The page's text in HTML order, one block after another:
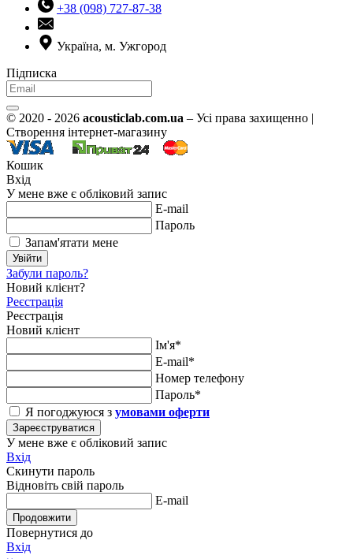
+38 (098) 727-87-38
Україна, м. Ужгород
Підписка
© 2020 - 2026 acousticlab.com.ua – Усі права захищенно |
Створення інтернет-магазину
Кошик
Вхід
У мене вже є обліковий запис
E-mail
Пароль
Запам'ятати мене
Увійти
Забули пароль?
Новий клієнт?
Реєстрація
Реєстрація
Новий клієнт
Ім'я*
E-mail*
Номер телефону
Пароль*
Я погоджуюся з умовами оферти
Зареєструватися
У мене вже є обліковий запис
Вхід
Скинути пароль
Відновіть свій пароль
E-mail
Продовжити
Повернутися до
Вхід